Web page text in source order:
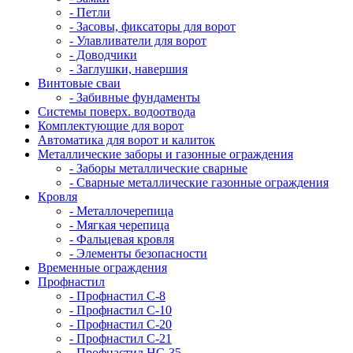
- Петли
- Засовы, фиксаторы для ворот
- Улавливатели для ворот
- Доводчики
- Заглушки, навершия
Винтовые сваи
- Забивные фундаменты
Системы поверх. водоотвода
Комплектующие для ворот
Автоматика для ворот и калиток
Металлические заборы и газонные ограждения
- Заборы металлические сварные
- Сварные металлические газонные ограждения
Кровля
- Металлочерепица
- Мягкая черепица
- Фальцевая кровля
- Элементы безопасности
Временные ограждения
Профнастил
- Профнастил С-8
- Профнастил С-10
- Профнастил С-20
- Профнастил С-21